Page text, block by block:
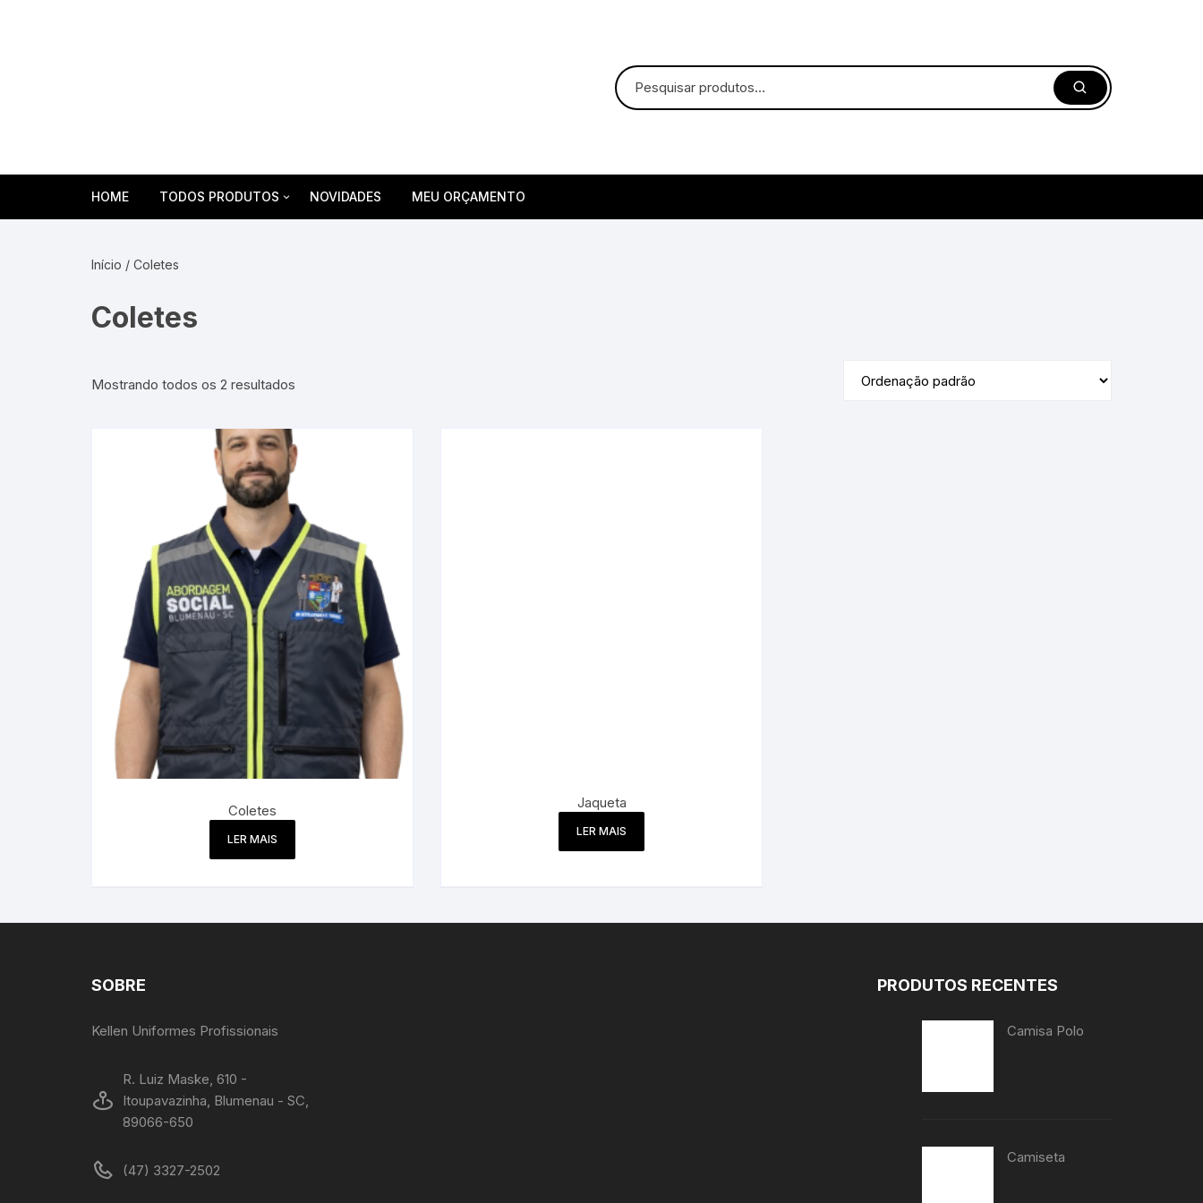
HOME TODOS PRODUTOS
Braçadeiras em Brim
Camisas Sociais
Camisetas
Coletes
Esportivo
Jalecos
Toucas
NOVIDADES MEU ORÇAMENTO
Início / Coletes
Coletes
Mostrando todos os 2 resultados
Coletes
LER MAIS
Jaqueta
LER MAIS
SOBRE
Kellen Uniformes Profissionais
R. Luiz Maske, 610 -
Itoupavazinha, Blumenau - SC,
89066-650
(47) 3327-2502
PRODUTOS RECENTES
Camisa Polo
Camiseta